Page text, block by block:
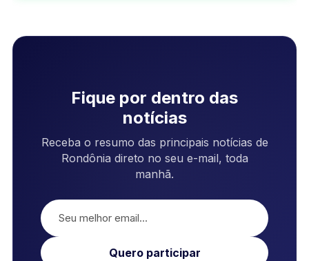
Fique por dentro das
notícias
Receba o resumo das principais notícias de
Rondônia direto no seu e-mail, toda
manhã.
Quero participar